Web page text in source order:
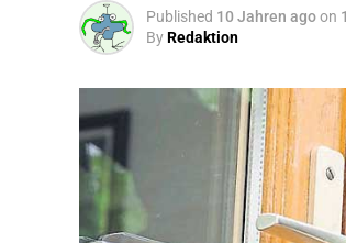
Published 10 Jahren agoon
ByRedaktion